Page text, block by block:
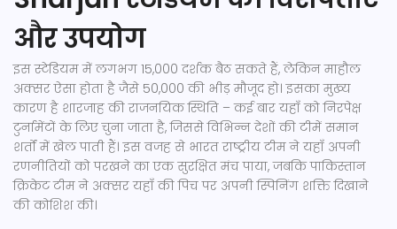
और उपयोग
इस स्टेडियम में लगभग 15,000 दर्शक बैठ सकते हैं, लेकिन माहौल
अक्सर ऐसा होता है जैसे 50,000 की भीड़ मौजूद हो। इसका मुख्य
कारण है शारजाह की राजनयिक स्थिति – कई बार यहाँ को निरपेक्ष
टुर्नामेंटों के लिए चुना जाता है, जिससे विभिन्न देशों की टीमें समान
शर्तों में खेल पाती हैं। इस वजह से भारत राष्ट्रीय टीमने यहाँ अपनी
रणनीतियों को परखने का एक सुरक्षित मंच पाया, जबकिपाकिस्तान
क्रिकेट टीमने अक्सर यहाँ की पिच पर अपनी स्पिनिंग शक्ति दिखाने
की कोशिश की।